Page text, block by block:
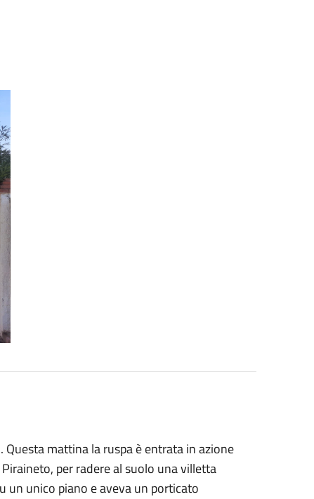
mattina la ruspa è entrata in azione
per radere al suolo una villetta
un unico piano e aveva un porticato